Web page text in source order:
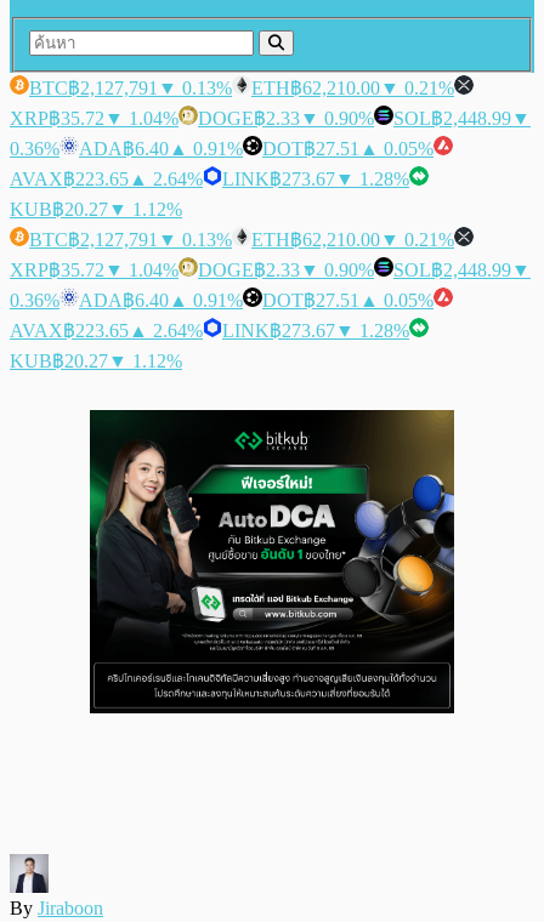
BTC฿2,127,791 ▼ 0.13% ETH฿62,210.00▼ 0.21%
XRP฿35.72 ▼ 1.04% DOGE฿2.33▼ 0.90% SOL฿2,448.99▼
0.36%
ADA฿6.40 ▲ 0.91% DOT฿27.51 ▲ 0.05%
AVAX฿223.65 ▲ 2.64% LINK฿273.67▼ 1.28%
KUB฿20.27▼ 1.12%
BTC฿2,127,791 ▼ 0.13% ETH฿62,210.00▼ 0.21%
XRP฿35.72 ▼ 1.04% DOGE฿2.33▼ 0.90% SOL฿2,448.99▼
0.36%
ADA฿6.40 ▲ 0.91% DOT฿27.51 ▲ 0.05%
AVAX฿223.65 ▲ 2.64% LINK฿273.67▼ 1.28%
KUB฿20.27▼ 1.12%
By Jiraboon